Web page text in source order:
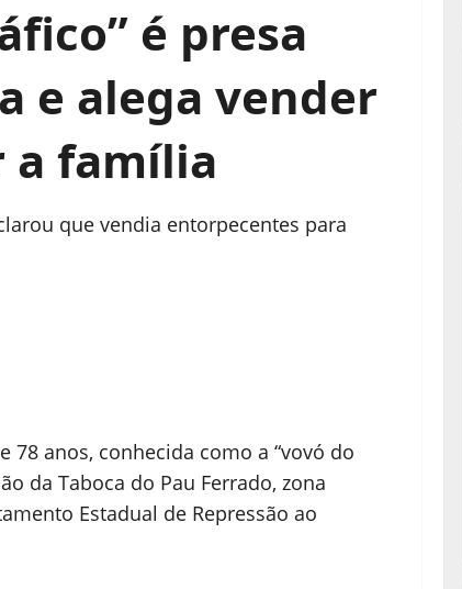
é presa
e alega vender
a família
que vendia entorpecentes para
anos, conhecida como a “vovó do
da Taboca do Pau Ferrado, zona
Estadual de Repressão ao